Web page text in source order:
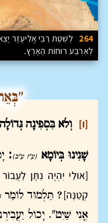
264
לְאַרְבַּע רוּחוֹת הָאָרֶץ.
[ו] וְלֹא בִּסְפִינָה גְּדוֹלָה
שָׁנִינוּ בְּיוֹמָא (ע"ז ע"ב):
[אוּלַי יִהְיֶה נִתָּן
קְטַנָּה]? תַּלְמוּד לוֹמַר
אֳנִי שַׁיִט". יָכוֹל